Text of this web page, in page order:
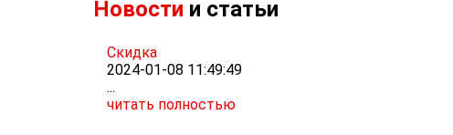
Новости и статьи
Скидка
2024-01-08 11:49:49
...
читать полностью